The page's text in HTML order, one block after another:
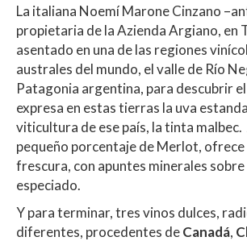
La italiana Noemí Marone Cinzano
propietaria de la Azienda Argiano, en
asentado en una de las regiones
australes del mundo, el valle de Río
Patagonia argentina, para descubrir
expresa en estas tierras la uva
viticultura de ese país, la tinta malbec.
pequeño porcentaje de Merlot,
frescura, con apuntes minerales
especiado.
Y para terminar, tres vinos dulces,
diferentes, procedentes deCanadá,